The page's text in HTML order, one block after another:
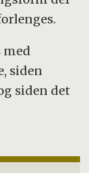
siden
siden det